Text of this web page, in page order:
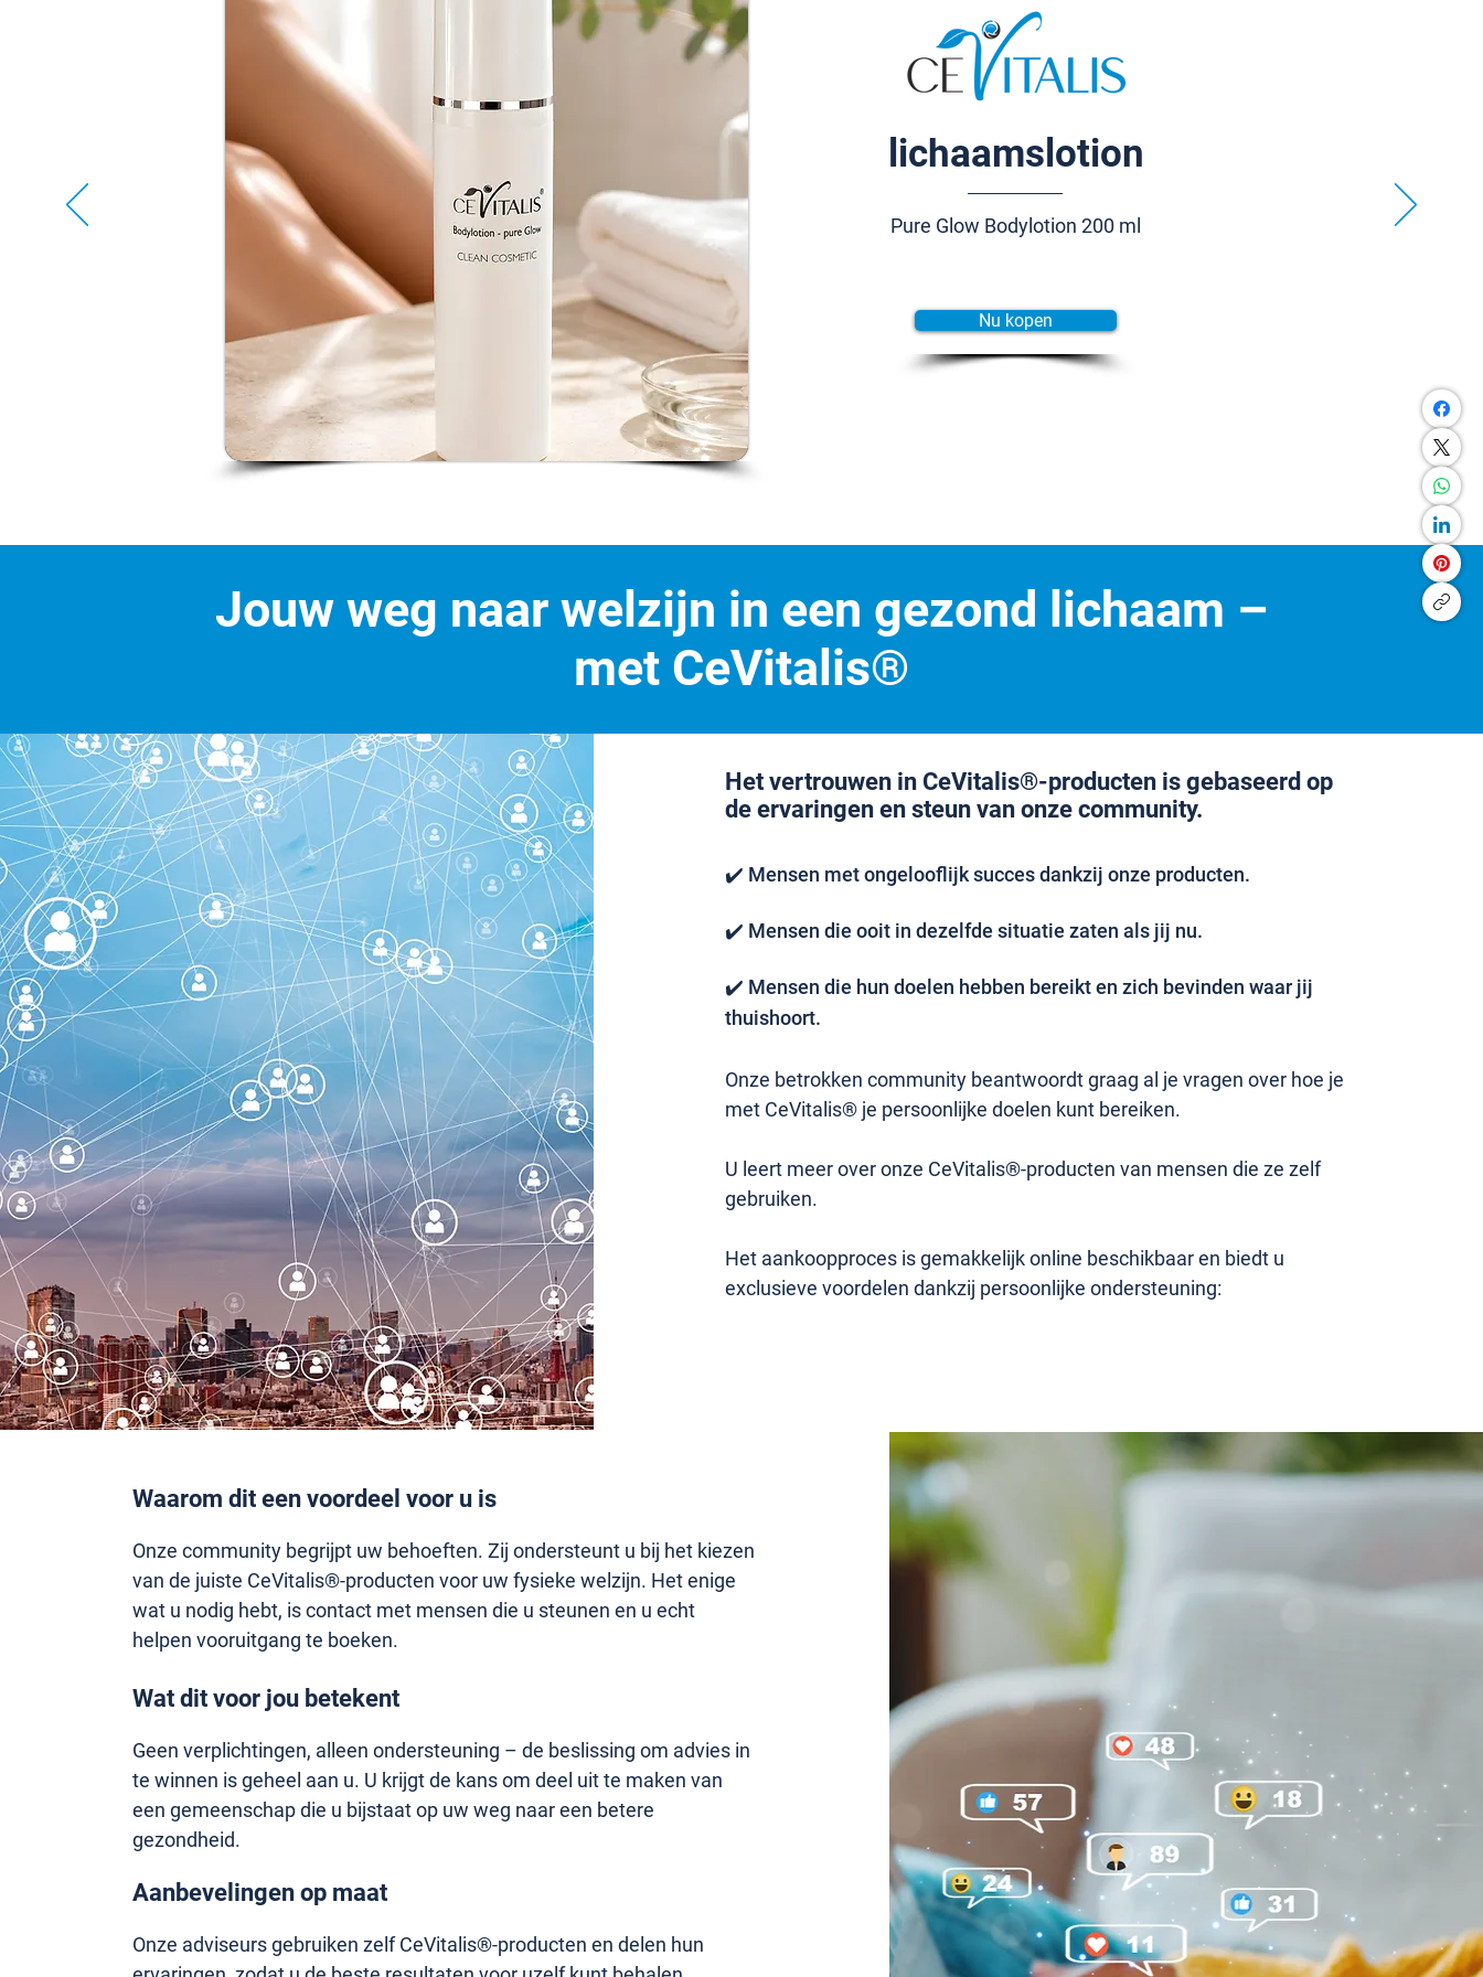
lichaamslotion
Pure Glow Bodylotion 200 ml
Nu kopen
Jouw weg naar welzijn in een gezond lichaam –
met CeVitalis®
Het vertrouwen in CeVitalis®-producten is gebaseerd op
de ervaringen en steun van onze community.
✔️ Mensen met ongelooflijk succes dankzij onze producten.
✔️ Mensen die ooit in dezelfde situatie zaten als jij nu.
✔️ Mensen die hun doelen hebben bereikt en zich bevinden waar jij
thuishoort.
Onze betrokken community beantwoordt graag al je vragen over hoe je
met CeVitalis® je persoonlijke doelen kunt bereiken.
U leert meer over onze CeVitalis®-producten van mensen die ze zelf
gebruiken.
Het aankoopproces is gemakkelijk online beschikbaar en biedt u
exclusieve voordelen dankzij persoonlijke ondersteuning:
Waarom dit een voordeel voor u is
Onze community begrijpt uw behoeften. Zij ondersteunt u bij het kiezen
van de juiste CeVitalis®-producten voor uw fysieke welzijn. Het enige
wat u nodig hebt, is contact met mensen die u steunen en u echt
helpen vooruitgang te boeken.
Wat dit voor jou betekent
Geen verplichtingen, alleen ondersteuning – de beslissing om advies in
te winnen is geheel aan u. U krijgt de kans om deel uit te maken van
een gemeenschap die u bijstaat op uw weg naar een betere
gezondheid.
Aanbevelingen op maat
Onze adviseurs gebruiken zelf CeVitalis®-producten en delen hun